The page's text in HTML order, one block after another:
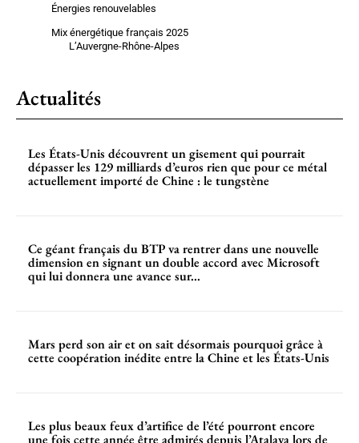
Énergies renouvelables
Mix énergétique français 2025
L’Auvergne-Rhône-Alpes
Actualités
Les États-Unis découvrent un gisement qui pourrait
dépasser les 129 milliards d’euros rien que pour ce métal
actuellement importé de Chine : le tungstène
Ce géant français du BTP va rentrer dans une nouvelle
dimension en signant un double accord avec Microsoft
qui lui donnera une avance sur...
Mars perd son air et on sait désormais pourquoi grâce à
cette coopération inédite entre la Chine et les États-Unis
Les plus beaux feux d’artifice de l’été pourront encore